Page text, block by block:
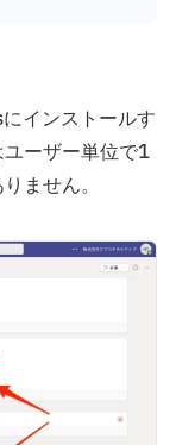
インストールす
ーザー単位で1
ません。